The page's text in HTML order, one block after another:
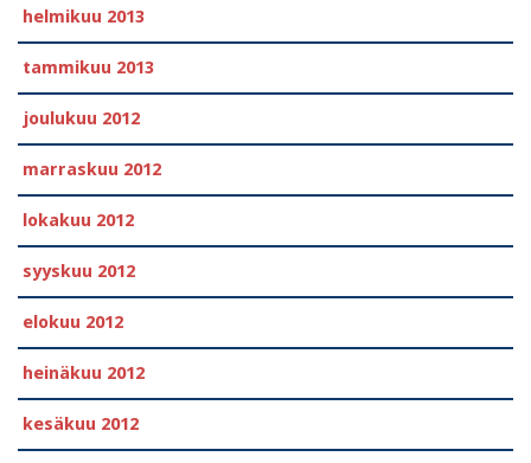
helmikuu 2013
tammikuu 2013
joulukuu 2012
marraskuu 2012
lokakuu 2012
syyskuu 2012
elokuu 2012
heinäkuu 2012
kesäkuu 2012